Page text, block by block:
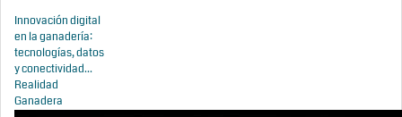
Innovación digital
en la ganadería:
tecnologías, datos
y conectividad...
Realidad
Ganadera